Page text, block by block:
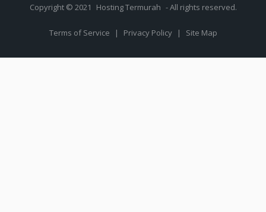
Copyright © 2021 Hosting Termurah - All rights reserved.
Terms of Service | Privacy Policy | Site Map